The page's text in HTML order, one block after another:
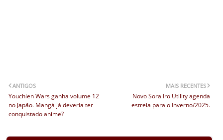
MAIS RECENTES
Novo Sora Iro Utility agenda
estreia para o Inverno/2025.
ANTIGOS
Youchien Wars ganha volume 12
no Japão. Mangá já deveria ter
conquistado anime?